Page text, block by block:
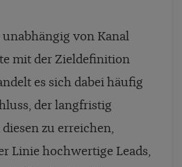
unabhängig von Kanal
mit der Zieldefinition
es sich dabei häufig
der langfristig
zu erreichen,
Linie hochwertige Leads,